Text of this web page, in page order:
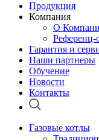
Продукция
Компания
О
Референц-
Гарантия и
Наши партнеры
Обучение
Новости
Контакты
Газовые котлы